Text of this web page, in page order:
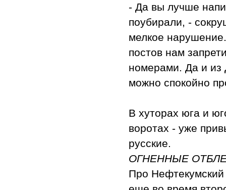
- Да вы лучше
поубирали, -
мелкое
постов нам
номерами. Да и из
можно спокойно
В хуторах юга и
воротах - уже
русские.
ОГНЕННЫЕ
Про